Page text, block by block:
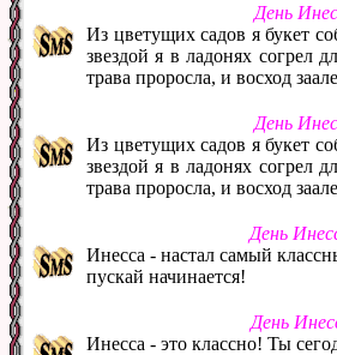
День
Из цветущих садов я букет
звездой я в ладонях
трава проросла, и восход
День
Из цветущих садов я букет
звездой я в ладонях
трава проросла, и восход
День
Инесса - настал самый
пускай начинается!
День
Инесса - это классно! Ты